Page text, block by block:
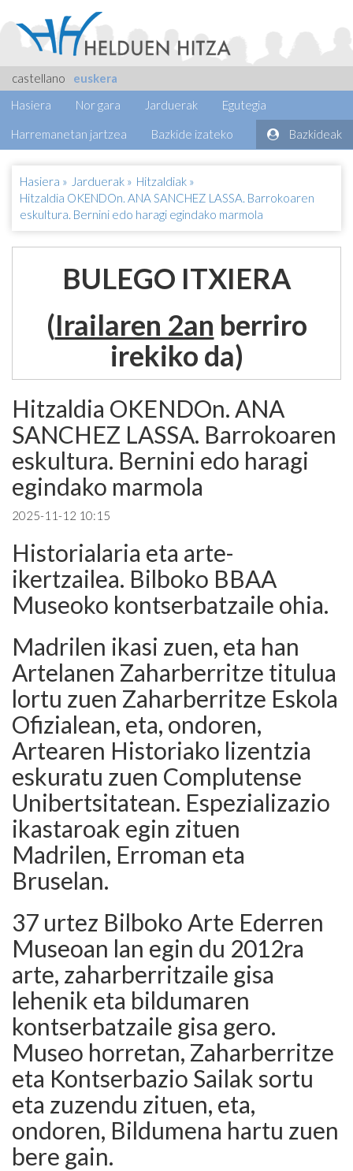
castellano
euskera
Hasiera
Nor gara Jarduerak Egutegia
Harremanetan jartzea Bazkide izateko Bazkideak
Hasiera » Jarduerak » Hitzaldiak »
Hitzaldia OKENDOn. ANA SANCHEZ LASSA. Barrokoaren
eskultura. Bernini edo haragi egindako marmola
BULEGO ITXIERA
(Irailaren 2an berriro
irekiko da)
Hitzaldia OKENDOn. ANA
SANCHEZ LASSA. Barrokoaren
eskultura. Bernini edo haragi
egindako marmola
2025-11-12 10:15
Historialaria eta arte-
ikertzailea. Bilboko BBAA
Museoko kontserbatzaile ohia.
Madrilen ikasi zuen, eta han
Artelanen Zaharberritze titulua
lortu zuen Zaharberritze Eskola
Ofizialean, eta, ondoren,
Artearen Historiako lizentzia
eskuratu zuen Complutense
Unibertsitatean. Espezializazio
ikastaroak egin zituen
Madrilen, Erroman eta
Bruselan.
37 urtez Bilboko Arte Ederren
Museoan lan egin du 2012ra
arte, zaharberritzaile gisa
lehenik eta bildumaren
kontserbatzaile gisa gero.
Museo horretan, Zaharberritze
eta Kontserbazio Sailak sortu
eta zuzendu zituen, eta,
ondoren, Bildumena hartu zuen
bere gain.